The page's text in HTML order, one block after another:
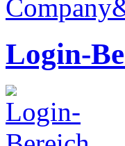
Login-